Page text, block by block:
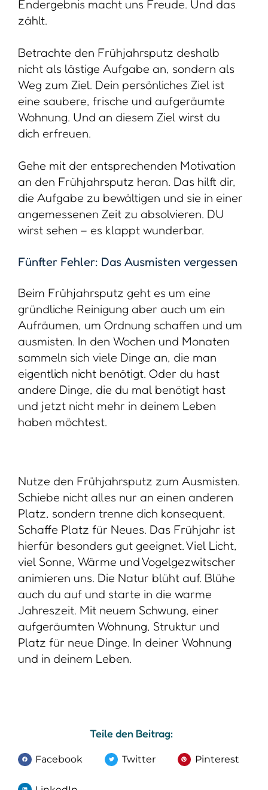
Endergebnis macht uns Freude. Und das
zählt.
Betrachte den Frühjahrsputz deshalb
nicht als lästige Aufgabe an, sondern als
Weg zum Ziel. Dein persönliches Ziel ist
eine saubere, frische und aufgeräumte
Wohnung. Und an diesem Ziel wirst du
dich erfreuen.
Gehe mit der entsprechenden Motivation
an den Frühjahrsputz heran. Das hilft dir,
die Aufgabe zu bewältigen und sie in einer
angemessenen Zeit zu absolvieren. DU
wirst sehen – es klappt wunderbar.
Fünfter Fehler: Das Ausmisten vergessen
Beim Frühjahrsputz geht es um eine
gründliche Reinigung aber auch um ein
Aufräumen, um Ordnung schaffen und um
ausmisten. In den Wochen und Monaten
sammeln sich viele Dinge an, die man
eigentlich nicht benötigt. Oder du hast
andere Dinge, die du mal benötigt hast
und jetzt nicht mehr in deinem Leben
haben möchtest.
Nutze den Frühjahrsputz zum Ausmisten.
Schiebe nicht alles nur an einen anderen
Platz, sondern trenne dich konsequent.
Schaffe Platz für Neues. Das Frühjahr ist
hierfür besonders gut geeignet. Viel Licht,
viel Sonne, Wärme und Vogelgezwitscher
animieren uns. Die Natur blüht auf. Blühe
auch du auf und starte in die warme
Jahreszeit. Mit neuem Schwung, einer
aufgeräumten Wohnung, Struktur und
Platz für neue Dinge. In deiner Wohnung
und in deinem Leben.
Teile den Beitrag:
Facebook Twitter Pinterest